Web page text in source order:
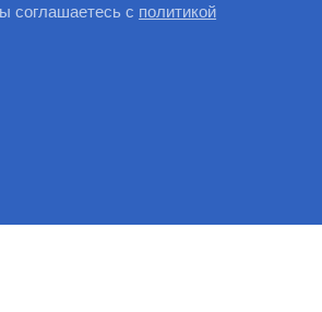
соглашаетесь с политикой